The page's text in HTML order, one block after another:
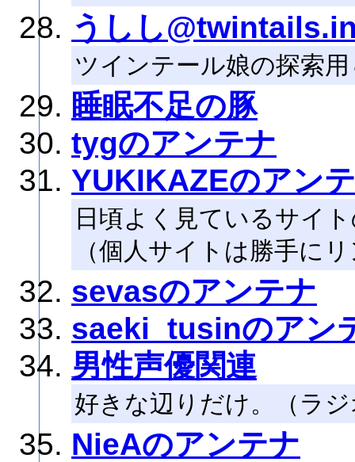
うしし
ツインテール娘の探索
睡眠不足の豚
tygのアンテナ
YUKIKAZEのアン
日頃よく見ているサイ
（個人サイトは勝手に
sevasのアンテナ
saeki_tusinのアン
男性声優関連
好きな辺りだけ。（ラ
NieAのアンテナ